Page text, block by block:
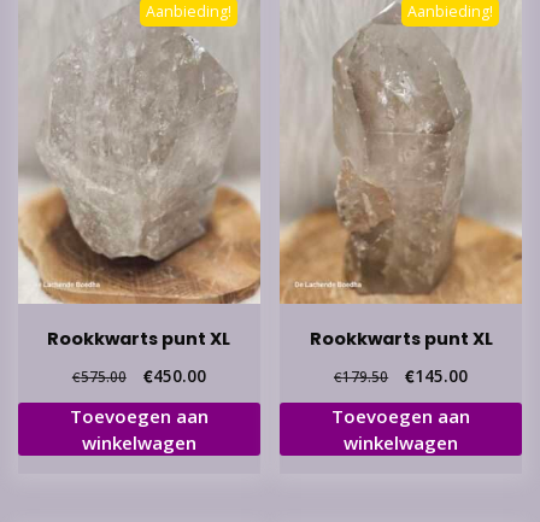
Aanbieding!
Rookkwarts punt XL
€575.00
Oorspronkelijke
prijs
was:
€575.00.
€450.00Huidige
prijs
is:
Toevoegen aan
winkelwagen
Aanbieding!
Rookkwarts punt XL
€179.50
Oorspronkelijke
prijs
was:
€179.50.
€145.00Huidige
prijs
is:
Toevoegen aan
winkelwagen